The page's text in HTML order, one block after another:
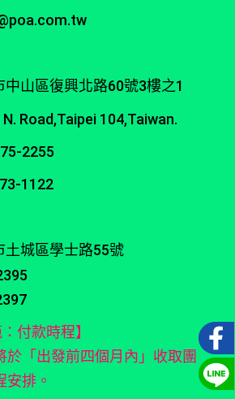
山區復興北路60號3樓之1
Road,Taipei 104,Taiwan.
2255
1122
土城區學士路55號
付款時程】
於「出發前四個月內」收取團
安排。